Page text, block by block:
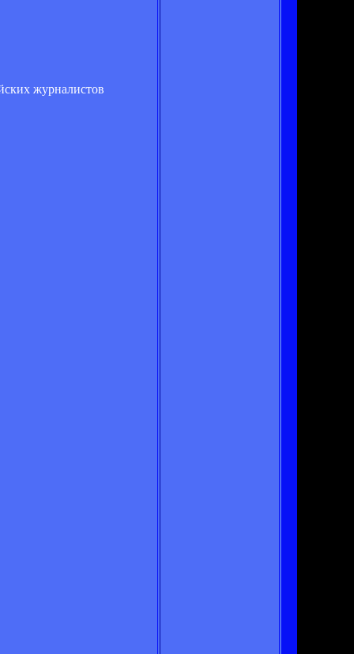
журналистов